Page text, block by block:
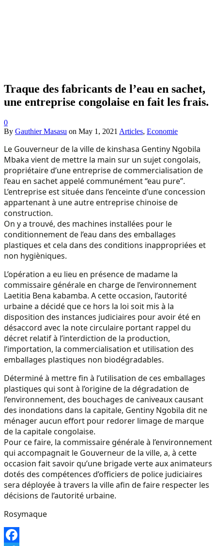
Traque des fabricants de l’eau en sachet,
une entreprise congolaise en fait les frais.
0
By Gauthier Masasu on May 1, 2021 Articles, Economie
Le Gouverneur de la ville de kinshasa Gentiny Ngobila
Mbaka vient de mettre la main sur un sujet congolais,
propriétaire d’une entreprise de commercialisation de
l’eau en sachet appelé communément “eau pure”.
L’entreprise est située dans l’enceinte d’une concession
appartenant à une autre entreprise chinoise de
construction.
On y a trouvé, des machines installées pour le
conditionnement de l’eau dans des emballages
plastiques et cela dans des conditions inappropriées et
non hygièniques.
L’opération a eu lieu en présence de madame la
commissaire générale en charge de l’environnement
Laetitia Bena kabamba. A cette occasion, l’autorité
urbaine a décidé que ce hors la loi soit mis à la
disposition des instances judiciaires pour avoir été en
désaccord avec la note circulaire portant rappel du
décret relatif à l’interdiction de la production,
l’importation, la commercialisation et utilisation des
emballages plastiques non biodégradables.
Déterminé à mettre fin à l’utilisation de ces emballages
plastiques qui sont à l’origine de la dégradation de
l’environnement, des bouchages de caniveaux causant
des inondations dans la capitale, Gentiny Ngobila dit ne
ménager aucun effort pour redorer limage de marque
de la capitale congolaise.
Pour ce faire, la commissaire générale à l’environnement
qui accompagnait le Gouverneur de la ville, a, à cette
occasion fait savoir qu’une brigade verte aux animateurs
dotés des compétences d’officiers de police judiciaires
sera déployée à travers la ville afin de faire respecter les
décisions de l’autorité urbaine.
Rosymaque